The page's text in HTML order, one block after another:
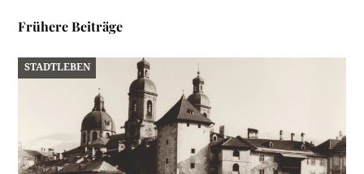
Frühere Beiträge
STADTLEBEN